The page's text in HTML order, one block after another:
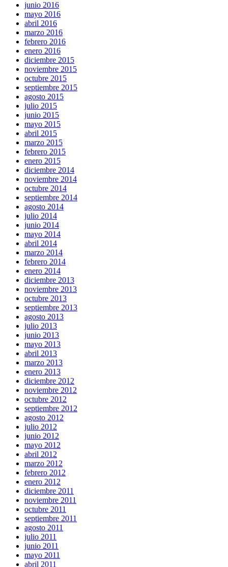
junio 2016
mayo 2016
abril 2016
marzo 2016
febrero 2016
enero 2016
diciembre 2015
noviembre 2015
octubre 2015
septiembre 2015
agosto 2015
julio 2015
junio 2015
mayo 2015
abril 2015
marzo 2015
febrero 2015
enero 2015
diciembre 2014
noviembre 2014
octubre 2014
septiembre 2014
agosto 2014
julio 2014
junio 2014
mayo 2014
abril 2014
marzo 2014
febrero 2014
enero 2014
diciembre 2013
noviembre 2013
octubre 2013
septiembre 2013
agosto 2013
julio 2013
junio 2013
mayo 2013
abril 2013
marzo 2013
enero 2013
diciembre 2012
noviembre 2012
octubre 2012
septiembre 2012
agosto 2012
julio 2012
junio 2012
mayo 2012
abril 2012
marzo 2012
febrero 2012
enero 2012
diciembre 2011
noviembre 2011
octubre 2011
septiembre 2011
agosto 2011
julio 2011
junio 2011
mayo 2011
abril 2011